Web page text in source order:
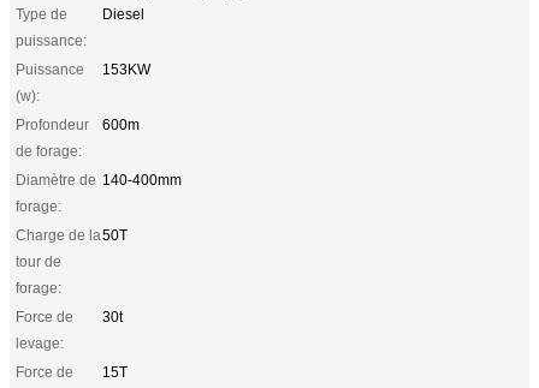
Type de
puissance:
Diesel
Puissance
(w):
153KW
Profondeur
de forage:
600m
Diamètre de
forage:
140-400mm
Charge de la
tour de
forage:
50T
Force de
levage:
30t
Force de
15T